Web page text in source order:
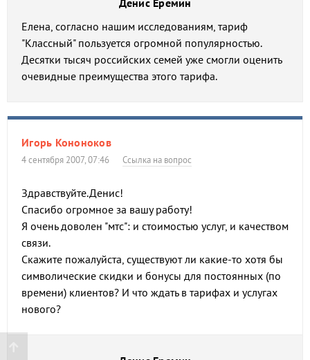
Денис Еремин
Елена, согласно нашим исследованиям, тариф
"Классный" пользуется огромной популярностью.
Десятки тысяч российских семей уже смогли оценить
очевидные преимущества этого тарифа.
Игорь Кононоков
4 сентября 2007, 07:46 Ссылка на вопрос
Здравствуйте.Денис!
Спасибо огромное за вашу работу!
Я очень доволен "мтс": и стоимостью услуг, и качеством
связи.
Скажите пожалуйста, существуют ли какие-то хотя бы
символические скидки и бонусы для постоянных (по
времени) клиентов? И что ждать в тарифах и услугах
нового?